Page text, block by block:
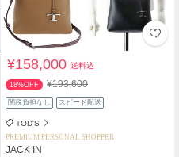
¥158,000送料込
18%OFF ¥193,600
関税負担なし スピード配送
TOD'S
PREMIUM PERSONAL SHOPPER
JACK IN